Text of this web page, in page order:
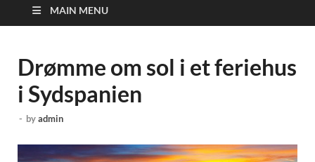
MAIN MENU
Drømme om sol i et feriehus
i Sydspanien
- byadmin